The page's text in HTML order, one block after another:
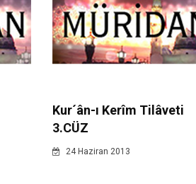
Kur´ân-ı Kerîm Tilâveti
3.CÜZ
24 Haziran 2013